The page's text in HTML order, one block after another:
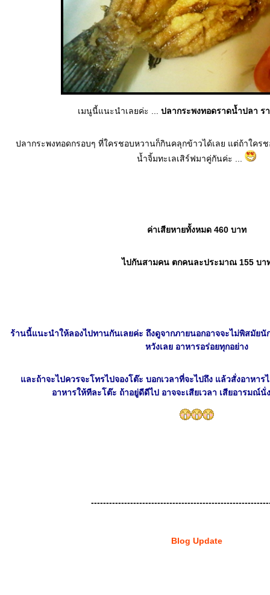
เมนูนี้แนะนำเลยค่ะ ... ปลากระพงทอดราดน้ำปลา ร
ปลากระพงทอดกรอบๆ ที่ใครชอบหวานก็กินคลุกข้าวได้เลย แต่ถ้าใคร
น้ำจิ้มทะเลเสิร์ฟมาคู่กันค่ะ ...
ค่าเสียหายทั้งหมด 460 บาท
ไปกันสามคน ตกคนละประมาณ 155 บา
ร้านนี้แนะนำให้ลองไปทานกันเลยค่ะ ถึงดูจากภายนอกอาจจะไม่พิสมัยนั
หวังเลย อาหารอร่อยทุกอย่าง
ละถ้าจะไปควรจะโทรไปจองโต๊ะ บอกเวลาที่จะไปถึง แล้วสั่งอาหาร
อาหารให้ทีละโต๊ะ ถ้าอยู่ดีดีไป อาจจะเสียเวลา เสียอารมณ์
Blog Update